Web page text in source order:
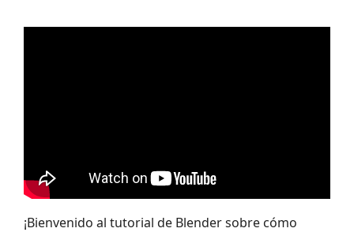
¡Bienvenido al tutorial de Blender sobre cómo